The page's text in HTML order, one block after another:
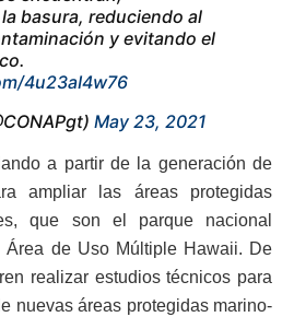
basura, reduciendo al
y evitando el
4u23aI4w76
May 23, 2021
a partir de la generación de
ampliar las áreas protegidas
que son el parque nacional
Área de Uso Múltiple Hawaii. De
realizar estudios técnicos para
nuevas áreas protegidas marino-